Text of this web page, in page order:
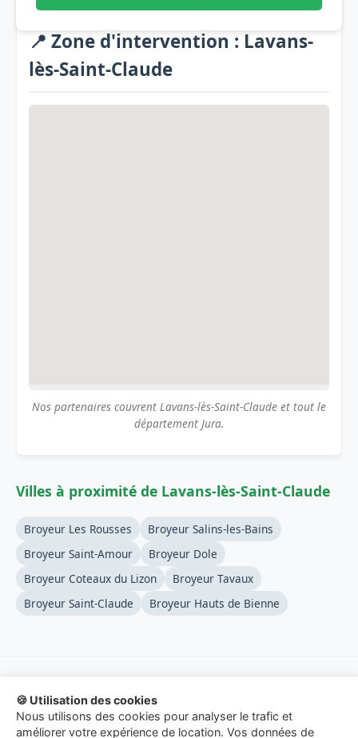
📍 Zone d'intervention : Lavans-
lès-Saint-Claude
Nos partenaires couvrent Lavans-lès-Saint-Claude et tout le
département Jura.
Villes à proximité de Lavans-lès-Saint-Claude
Broyeur Les Rousses
Broyeur Salins-les-Bains
Broyeur Saint-Amour
Broyeur Dole
Broyeur Coteaux du Lizon
Broyeur Tavaux
Broyeur Saint-Claude
Broyeur Hauts de Bienne
© 2026 Location-Broyeur-Branches.fr - Service de mise en
relation.
🍪 Utilisation des cookies
Nous utilisons des cookies pour analyser le trafic et
améliorer votre expérience de location. Vos données de